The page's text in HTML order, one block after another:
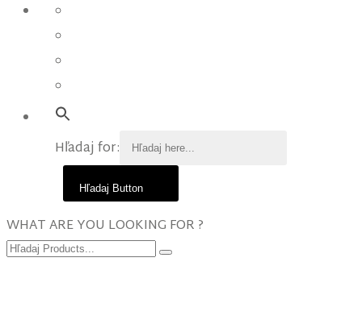
Hľadaj for:
Hľadaj Button
WHAT ARE YOU LOOKING FOR ?